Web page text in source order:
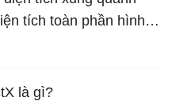
tích toàn phần hình
hình nón cụt
là gì?